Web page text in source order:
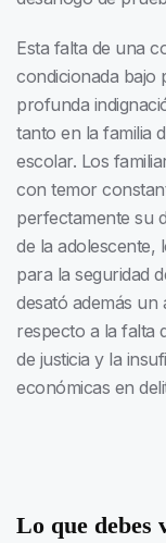
Esta falta de una
condicionada bajo
profunda
tanto en la familia
escolar. Los
con temor
perfectamente su
de la adolescente,
para la seguridad
desató además un
respecto a la falta
de justicia y la
económicas en
Lo que debes